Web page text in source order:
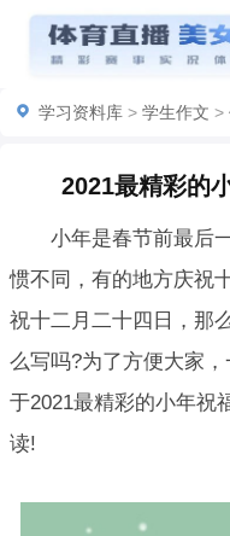
学习资料库 > 学生作文 >
2021最精彩的
小年是春节前最后
惯不同，有的地方庆祝
祝十二月二十四日，那
么写吗?为了方便大家
于2021最精彩的小年祝
读!